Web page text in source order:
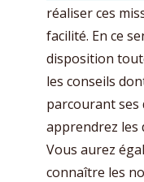
réaliser ces
facilité. En ce
disposition
les conseils
parcourant ses
apprendrez les
Vous aurez
connaître les